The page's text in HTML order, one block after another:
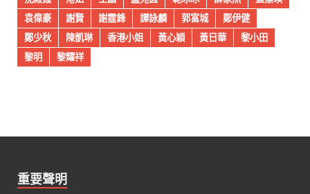
袁偉豪
謝賢 謝霆鋒 譚詠麟 郭富城
鄭伊健
鄭少秋
陳凱琳 香港小姐 黃心穎 黃日華
黎小田
黎明
黎耀祥
重要聲明